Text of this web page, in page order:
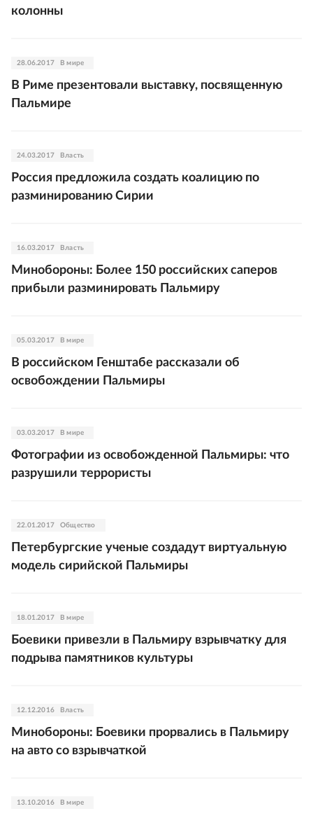
колонны
28.06.2017 В мире
В Риме презентовали выставку, посвященную
Пальмире
24.03.2017 Власть
Россия предложила создать коалицию по
разминированию Сирии
16.03.2017 Власть
Минобороны: Более 150 российских саперов
прибыли разминировать Пальмиру
05.03.2017 В мире
В российском Генштабе рассказали об
освобождении Пальмиры
03.03.2017 В мире
Фотографии из освобожденной Пальмиры: что
разрушили террористы
22.01.2017 Общество
Петербургские ученые создадут виртуальную
модель сирийской Пальмиры
18.01.2017 В мире
Боевики привезли в Пальмиру взрывчатку для
подрыва памятников культуры
12.12.2016 Власть
Минобороны: Боевики прорвались в Пальмиру
на авто со взрывчаткой
13.10.2016 В мире